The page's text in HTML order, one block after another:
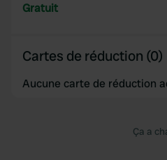
Gratuit
Cartes de réduction (0)
Aucune carte de réduction
Ça a